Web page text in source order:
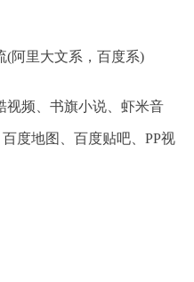
(阿里大文系，百度系)
视频、书旗小说、虾米音
度地图、百度贴吧、PP视